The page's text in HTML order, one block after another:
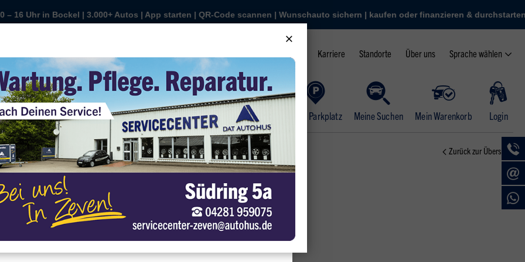
| QR-Code scannen | Wunschauto sichern | kaufen oder finanzieren & durchstarten
| 3.000+ Autos | App starten | QR-Code scannen | Wunschauto sichern | kaufen oder finanzieren & durchstarten
Auto-Tag | 10 – 16 Uhr in Bockel | 3.000+ Autos | App starten | QR-Code scannen | Wunschauto sichern | kaufen oder
Sonntag ist Auto-Tag | 10 – 16 Uhr in Bockel | 3.000+ Autos | App starten | QR-Code scannen | Wunschauto
Karriere Standorte Über uns Sprache wählen
Mein Parkplatz Meine Suchen Mein Warenkorb Login
Zurück zur Übersicht
verwenden Cookies
können diese zur Analyse unserer Besucherdaten platzieren, um unsere
zu verbessern, personalisierte Inhalte anzuzeigen und Ihnen ein
Website-Erlebnis zu bieten. Für weitere Informationen zu den von
verwendeten Cookies öffnen Sie die Einstellungen.
Einstellungen
Datenschutz Impressum